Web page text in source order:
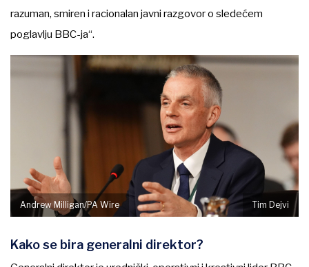
razuman, smiren i racionalan javni razgovor o sledećem
poglavlju BBC-ja“.
Andrew Milligan/PA Wire Tim Dejvi
Kako se bira generalni direktor?